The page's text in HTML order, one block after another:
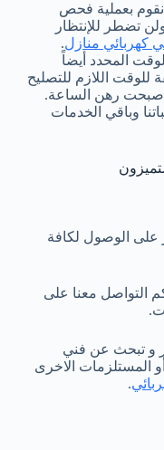
بعملية فحص
تضطر للإنتظار
كهربائي منازل.
المحدد أيضاً
للوقت اللازم للتصليح
أصبحت رهن الساعة.
وباقي الخدمات
على الوصول لكافة
التواصل معنا على
و تبحث عن فني
المستلزمات الاخرى
.